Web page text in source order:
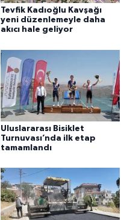
Tevfik Kadıoğlu Kavşağı
yeni düzenlemeyle daha
akıcı hale geliyor
Uluslararası Bisiklet
Turnuvası’nda ilk etap
tamamlandı